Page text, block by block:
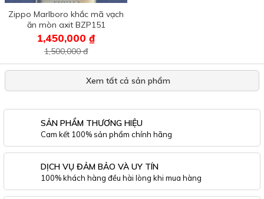
Zippo Marlboro khắc mã vạch
ăn mòn axit BZP151
1,450,000 ₫
1,500,000 đ
Xem tất cả sản phẩm
SẢN PHẨM THƯƠNG HIỆU
Cam kết 100% sản phẩm chính hãng
DỊCH VỤ ĐẢM BẢO VÀ UY TÍN
100% khách hàng đều hài lòng khi mua hàng